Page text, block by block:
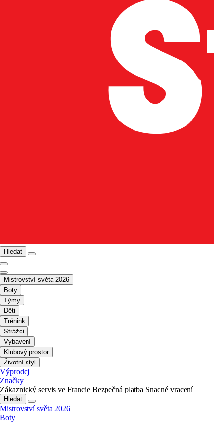
Hledat
Mistrovství světa 2026
Boty
Týmy
Děti
Trénink
Strážci
Vybavení
Klubový prostor
Životní styl
Výprodej
Značky
Zákaznický servis ve Francie Bezpečná platba Snadné vracení
Hledat
Mistrovství světa 2026
Boty